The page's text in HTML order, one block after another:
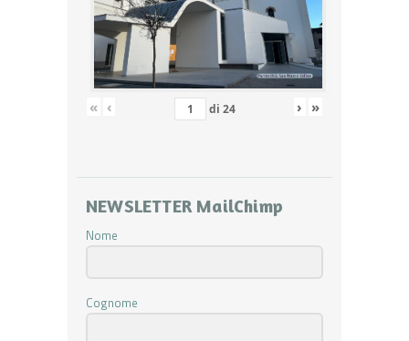
« ‹ di 24 › »
NEWSLETTER MailChimp
Nome
Cognome